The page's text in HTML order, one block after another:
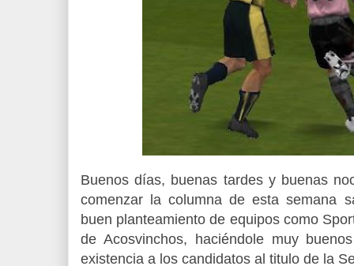
Buenos días, buenas tardes y buenas
comenzar la columna de esta semana
buen planteamiento de equipos como
de Acosvinchos, haciéndole muy
existencia a los candidatos al titulo de la